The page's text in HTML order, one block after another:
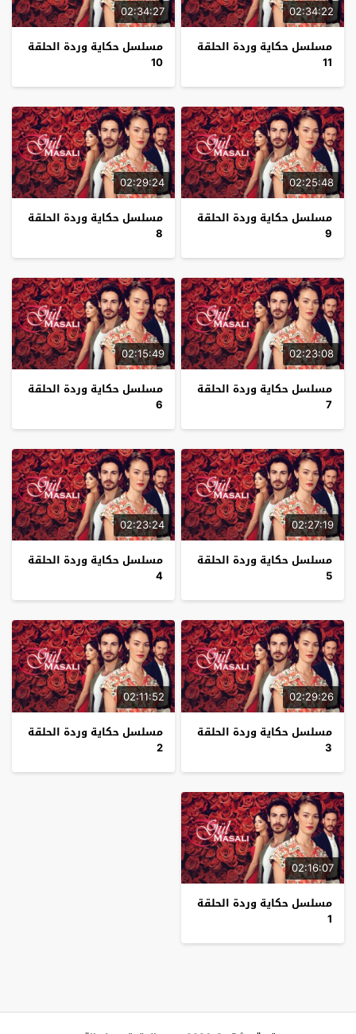
02:34:22
مسلسل حكاية وردة الحلقة
11
02:34:27
مسلسل حكاية وردة الحلقة
10
02:25:48
مسلسل حكاية وردة الحلقة
9
02:29:24
مسلسل حكاية وردة الحلقة
8
02:23:08
مسلسل حكاية وردة الحلقة
7
02:15:49
مسلسل حكاية وردة الحلقة
6
02:27:19
مسلسل حكاية وردة الحلقة
5
02:23:24
مسلسل حكاية وردة الحلقة
4
02:29:26
مسلسل حكاية وردة الحلقة
3
02:11:52
مسلسل حكاية وردة الحلقة
2
02:16:07
مسلسل حكاية وردة الحلقة
1